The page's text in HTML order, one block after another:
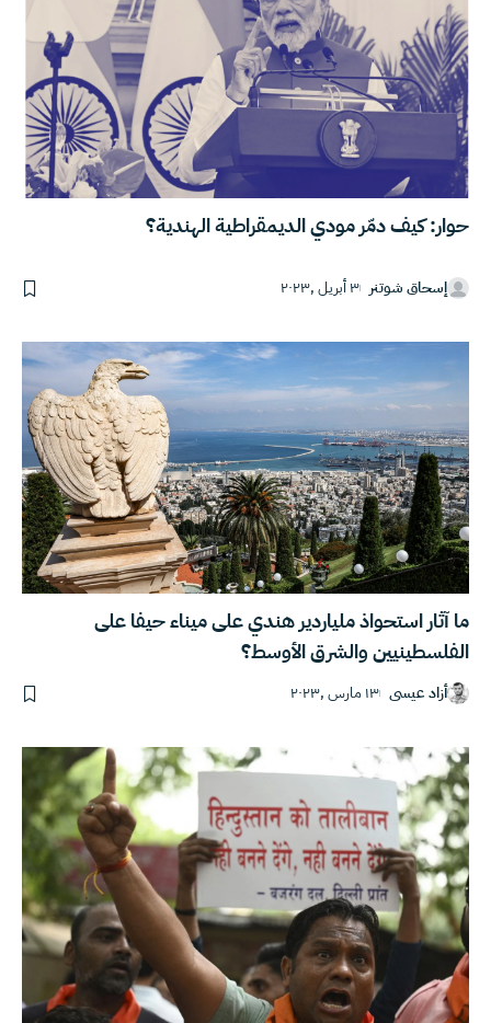
حوار: كيف دمّر مودي الديمقراطية الهندية؟
إسحاق شوتنر ٣ أبريل ,٢٠٢٣
ما آثار استحواذ ملياردير هندي على ميناء حيفا على
الفلسطينيين والشرق الأوسط؟
أزاد عيسى ١٣ مارس ,٢٠٢٣